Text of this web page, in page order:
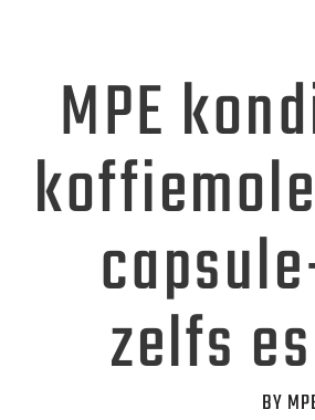
MPE
zelfs
BY